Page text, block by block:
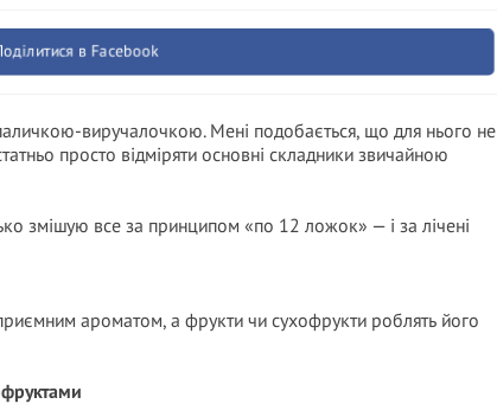
в Facebook
виручалочкою. Мені подобається, що для нього не
просто відміряти основні складники звичайною
змішую все за принципом «по 12 ложок» — і за лічені
ароматом, а фрукти чи сухофрукти роблять його